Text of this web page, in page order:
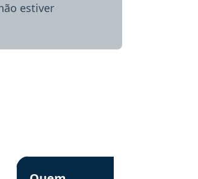
estiver
em depoimento
Estudante Alessandra recomenda o Aprova